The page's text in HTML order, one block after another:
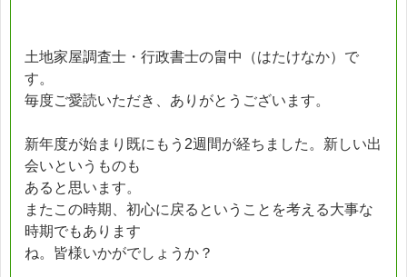
土地家屋調査士・行政書士の畠中（はたけなか）で
す。
毎度ご愛読いただき、ありがとうございます。
新年度が始まり既にもう2週間が経ちました。新しい出
会いというものも
あると思います。
またこの時期、初心に戻るということを考える大事な
時期でもあります
ね。皆様いかがでしょうか？